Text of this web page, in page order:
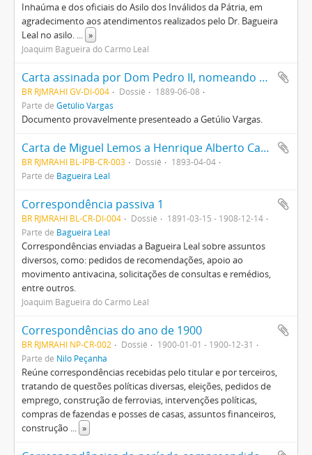
Inhaúma e dos oficiais do Asilo dos Inválidos da Pátria, em
agradecimento aos atendimentos realizados pelo Dr. Bagueira
Leal no asilo. ... »
Joaquim Bagueira do Carmo Leal
Carta assinada por Dom Pedro II, nomeando o Brigadeiro José Vieira Couto de Magalhães para Presidente da Província de São Paulo
BR RJMRAHI GV-DI-004 Dossiê
1889-06-08
Parte de Getúlio Vargas
Documento provavelmente presenteado a Getúlio Vargas.
Carta de Miguel Lemos a Henrique Alberto Carlos sobre a Revolução Federalista
BR RJMRAHI BL-IPB-CR-003 Dossiê
1893-04-04
Parte de Bagueira Leal
Correspondência passiva 1
BR RJMRAHI BL-CR-DI-004 Dossiê
1891-03-15 - 1908-12-14
Parte de Bagueira Leal
Correspondências enviadas a Bagueira Leal sobre assuntos
diversos, como: pedidos de recomendações, apoio ao
movimento antivacina, solicitações de consultas e remédios,
entre outros.
Joaquim Bagueira do Carmo Leal
Correspondências do ano de 1900
BR RJMRAHI NP-CR-002 Dossiê
1900-01-01 - 1900-12-31
Parte de Nilo Peçanha
Reúne correspondências recebidas pelo titular e por terceiros,
tratando de questões políticas diversas, eleições, pedidos de
emprego, construção de ferrovias, intervenções políticas,
compras de fazendas e posses de casas, assuntos financeiros,
construção ... »